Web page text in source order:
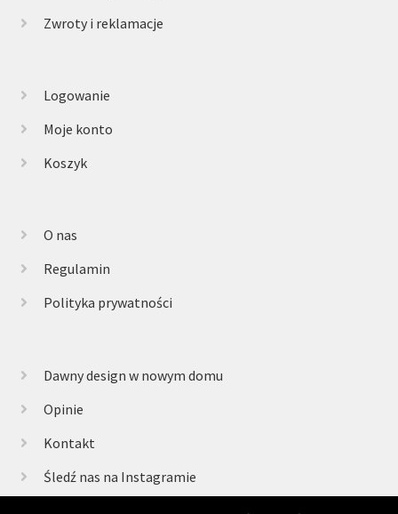
Zwroty i reklamacje
Logowanie
Moje konto
Koszyk
O nas
Regulamin
Polityka prywatności
Dawny design w nowym domu
Opinie
Kontakt
Śledź nas na Instagramie